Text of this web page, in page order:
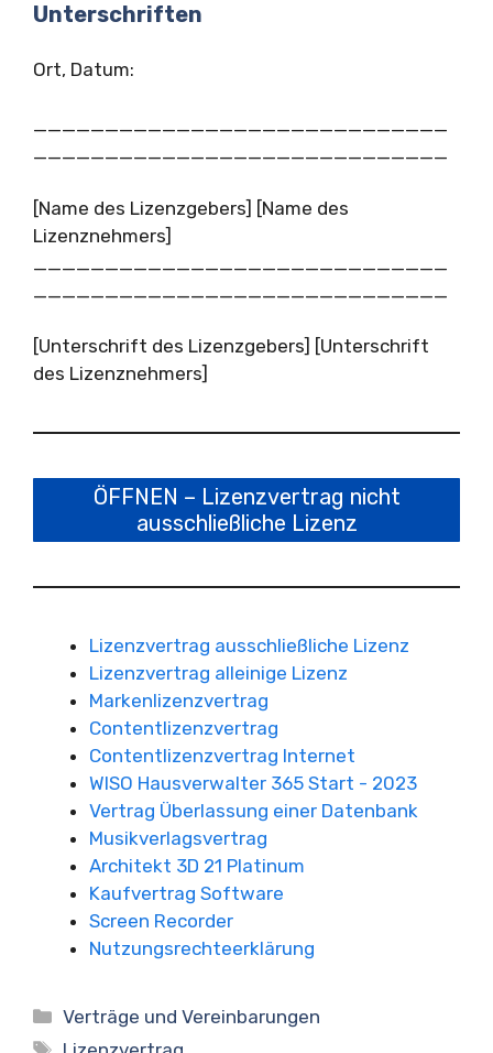
Unterschriften
Ort, Datum:
_____________________________
_____________________________
[Name des Lizenzgebers] [Name des
Lizenznehmers]
[Unterschrift des Lizenzgebers] [Unterschrift
des Lizenznehmers]
ÖFFNEN – Lizenzvertrag nicht
ausschließliche Lizenz
Lizenzvertrag ausschließliche Lizenz
Lizenzvertrag alleinige Lizenz
Markenlizenzvertrag
Contentlizenzvertrag
Contentlizenzvertrag Internet
WISO Hausverwalter 365 Start - 2023
Vertrag Überlassung einer Datenbank
Musikverlagsvertrag
Architekt 3D 21 Platinum
Kaufvertrag Software
Screen Recorder
Nutzungsrechteerklärung
Kategorien
Verträge und Vereinbarungen
Schlagwörter